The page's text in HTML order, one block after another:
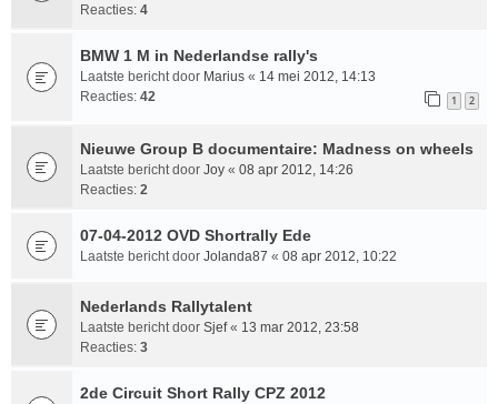
Reacties: 4
BMW 1 M in Nederlandse rally's
Laatste bericht door Marius « 14 mei 2012, 14:13
Reacties: 42 1 2
Nieuwe Group B documentaire: Madness on wheels
Laatste bericht door Joy « 08 apr 2012, 14:26
Reacties: 2
07-04-2012 OVD Shortrally Ede
Laatste bericht door Jolanda87 « 08 apr 2012, 10:22
Nederlands Rallytalent
Laatste bericht door Sjef« 13 mar 2012, 23:58
Reacties: 3
2de Circuit Short Rally CPZ 2012